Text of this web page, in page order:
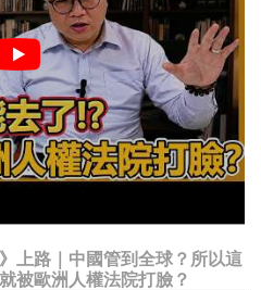
上路｜中國管到全球？所以這
被歐洲人權法院打臉？